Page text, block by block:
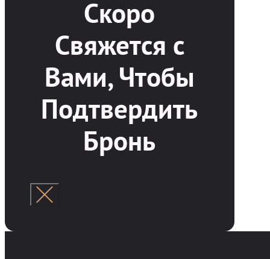
Скоро
Свяжется с
Вами, Чтобы
Подтвердить
Бронь